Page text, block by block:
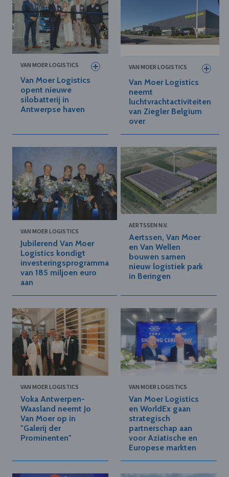
VAN MOER LOGISTICS
Van Moer Logistics
opent nieuwe
silobatterij in
Antwerpse haven
VAN MOER LOGISTICS
Van Moer Logistics
neemt
luchtvrachtactiviteiten
van Ziegler Belgium
over
VAN MOER LOGISTICS
Jubilerend Van Moer
Logistics kondigt
investeringsprogramma
van 185 miljoen euro
aan
AERTSSEN N.V.
Aertssen, Van Moer
en Van Wellen
bouwen samen
nieuw logistiek park
in Beringen
VAN MOER LOGISTICS
Voka Antwerpen-
Waasland neemt Jo
Van Moer op in
"Galerij der
Prominenten"
VAN MOER LOGISTICS
Van Moer Logistics
en WorldEx gaan
strategisch
partnerschap aan
voor Aziatische en
Europese markten